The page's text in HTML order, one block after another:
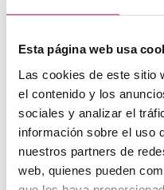
Esta página web usa
Las cookies de este sitio
el contenido y los
sociales y analizar el
información sobre el uso
nuestros partners de
web, quienes pueden
pronunciaciones.
Si tu nivel de inglés es
tramas complicadas
animados. La forma en
niños por lo que usan
que se van repitiendo y
infancia a la vez que